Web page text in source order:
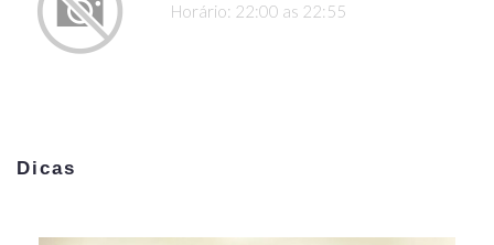
Horário: 22:00 as 22:55
Dicas